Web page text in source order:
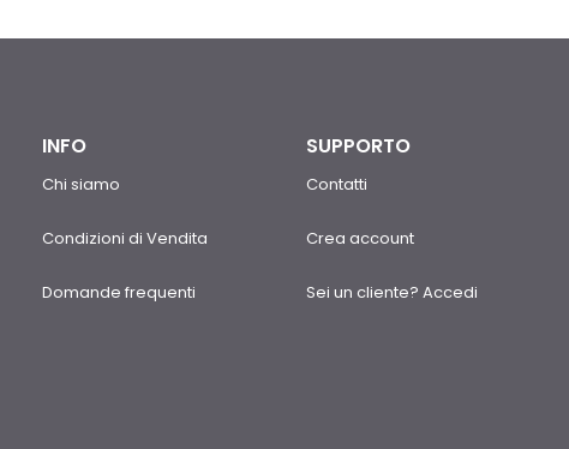
INFO
Chi siamo
Condizioni di Vendita
Domande frequenti
SUPPORTO
Contatti
Crea account
Sei un cliente? Accedi